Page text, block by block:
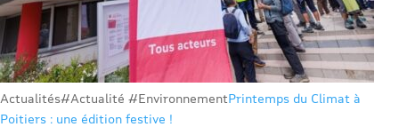
Actualités#Actualité #EnvironnementPrintemps du Climat à
Poitiers : une édition festive !